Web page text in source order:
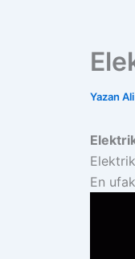
Yazan
En